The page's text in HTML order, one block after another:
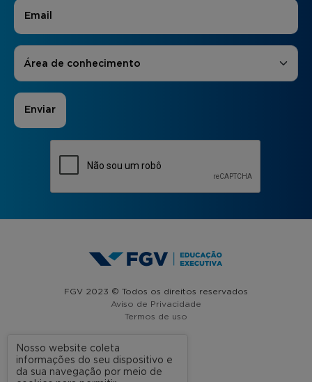
E-mail
Áreas de Interesse
Área de conhecimento
FGV 2023 © Todos os direitos reservados
Aviso de Privacidade
Termos de uso
A FGV
Nosso website coleta
informações do seu dispositivo e
da sua navegação por meio de